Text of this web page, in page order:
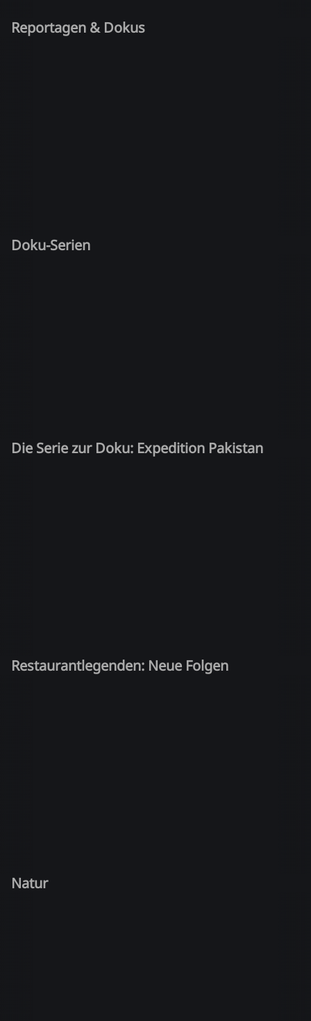
Reportagen & Dokus
Doku-Serien
Die Serie zur Doku: Expedition Pakistan
Restaurantlegenden: Neue Folgen
Natur